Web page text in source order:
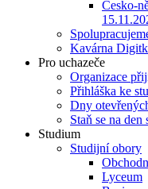
Česko-
Kavárna
Pro uchazeče
Organizace
Přihláška ke
Dny
Staň se na den
Studium
Studijní obory
Lyceum